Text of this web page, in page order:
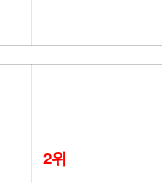
2위